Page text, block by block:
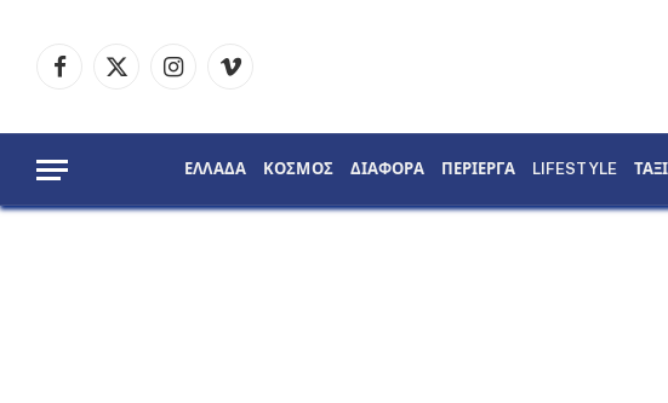
Facebook
X
InstagramVimeo
ΕΛΛΑΔΑ ΚΟΣΜΟΣ ΔΙΑΦΟΡΑ ΠΕΡΙΕΡΓΑ LIFESTYLE